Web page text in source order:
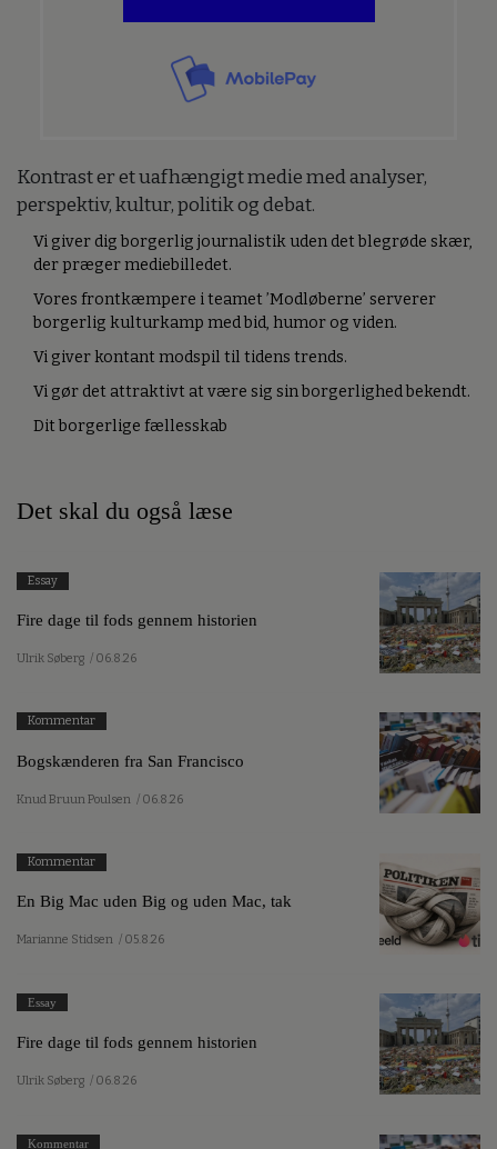
Kontrast er et uafhængigt medie med analyser,
perspektiv, kultur, politik og debat.
Vi giver dig borgerlig journalistik uden det blegrøde skær,
der præger mediebilledet.
Vores frontkæmpere i teamet ’Modløberne’ serverer
borgerlig kulturkamp med bid, humor og viden.
Vi giver kontant modspil til tidens trends.
Vi gør det attraktivt at være sig sin borgerlighed bekendt.
Dit borgerlige fællesskab
Det skal du også læse
Essay
Fire dage til fods gennem historien
Ulrik Søberg / 06.8.26
Kommentar
Bogskænderen fra San Francisco
Knud Bruun Poulsen / 06.8.26
Kommentar
En Big Mac uden Big og uden Mac, tak
Marianne Stidsen / 05.8.26
Essay
Fire dage til fods gennem historien
Ulrik Søberg / 06.8.26
Kommentar